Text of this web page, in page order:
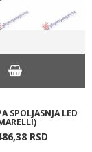
SPOLJASNJA LED
38 RSD